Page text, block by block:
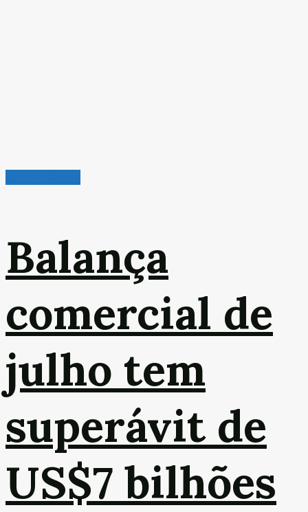
Balança
comercial de
julho tem
superávit de
US$7 bilhões